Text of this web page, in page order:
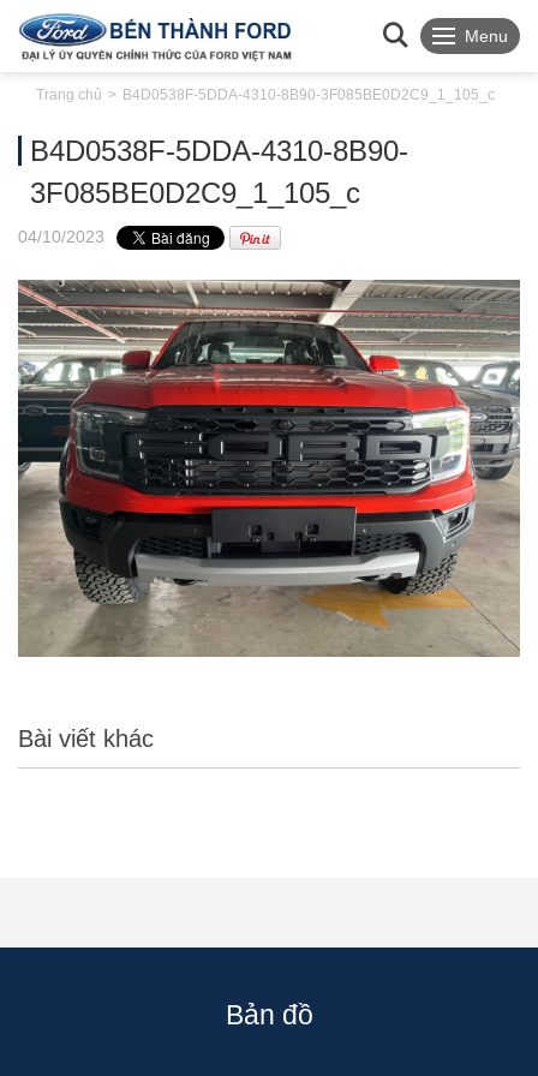
Menu
Trang chủ B4D0538F-5DDA-4310-8B90-3F085BE0D2C9_1_105_c
B4D0538F-5DDA-4310-8B90-
3F085BE0D2C9_1_105_c
04/10/2023
Bài viết khác
Bản đồ